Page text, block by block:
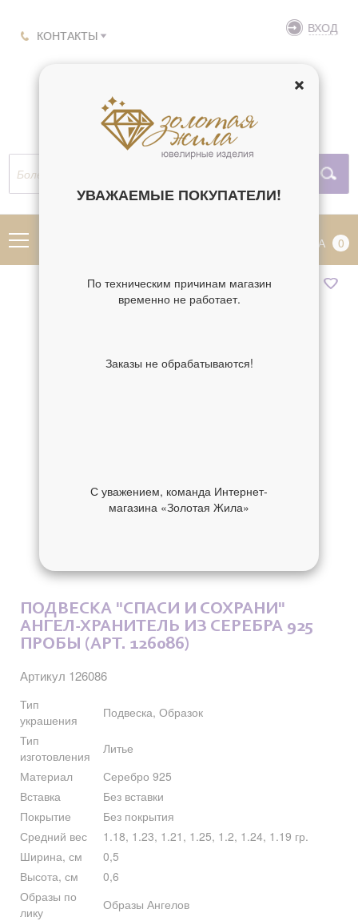
КОНТАКТЫ ВХОД
КОРЗИНА 0
ПОДВЕСКА "СПАСИ И СОХРАНИ"
АНГЕЛ-ХРАНИТЕЛЬ ИЗ СЕРЕБРА 925
ПРОБЫ (АРТ. 126086)
Артикул 126086
Тип
украшения
Подвеска, Образок
Тип
изготовления
Литье
Материал
Серебро 925
Вставка
Без вставки
Покрытие
Без покрытия
Средний вес
1.18, 1.23, 1.21, 1.25, 1.2, 1.24, 1.19 гр.
Ширина, см
0,5
Высота, см
0,6
Образы по
лику
Образы Ангелов
УВАЖАЕМЫЕ ПОКУПАТЕЛИ!
По техническим причинам магазин
временно не работает.
Заказы не обрабатываются!
С уважением, команда Интернет-
магазина «Золотая Жила»